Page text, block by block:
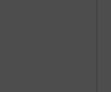
cm